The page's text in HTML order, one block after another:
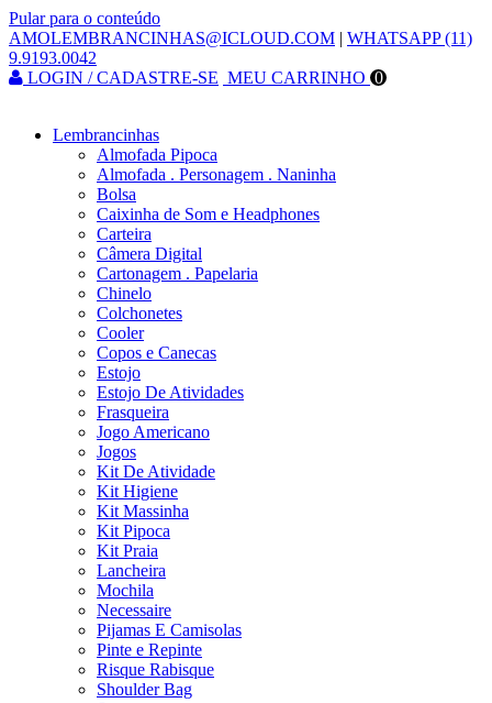
Pular para o conteúdo
AMOLEMBRANCINHAS@ICLOUD.COM | WHATSAPP (11)
9.9193.0042
LOGIN / CADASTRE-SE MEU CARRINHO 0
Lembrancinhas
Almofada Pipoca
Almofada . Personagem . Naninha
Bolsa
Caixinha de Som e Headphones
Carteira
Câmera Digital
Cartonagem . Papelaria
Chinelo
Colchonetes
Cooler
Copos e Canecas
Estojo
Estojo De Atividades
Frasqueira
Jogo Americano
Jogos
Kit De Atividade
Kit Higiene
Kit Massinha
Kit Pipoca
Kit Praia
Lancheira
Mochila
Necessaire
Pijamas E Camisolas
Pinte e Repinte
Risque Rabisque
Shoulder Bag